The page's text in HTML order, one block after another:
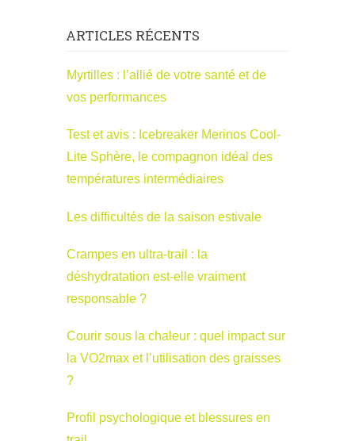
ARTICLES RÉCENTS
Myrtilles : l’allié de votre santé et de
vos performances
Test et avis : Icebreaker Merinos Cool-
Lite Sphère, le compagnon idéal des
températures intermédiaires
Les difficultés de la saison estivale
Crampes en ultra-trail : la
déshydratation est-elle vraiment
responsable ?
Courir sous la chaleur : quel impact sur
la VO2max et l’utilisation des graisses
?
Profil psychologique et blessures en